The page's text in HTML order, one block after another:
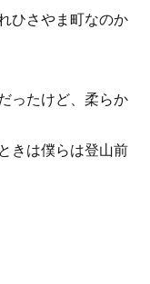
ひさやま町なのか
ったけど、柔らか
きは僕らは登山前